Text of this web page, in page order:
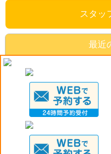
スタッ
最近
《岡山市・整体院》年末年
《岡山市・整骨院》肉離れ
《岡山市・整体院》利き腕
《岡山市・整体院》腰痛に